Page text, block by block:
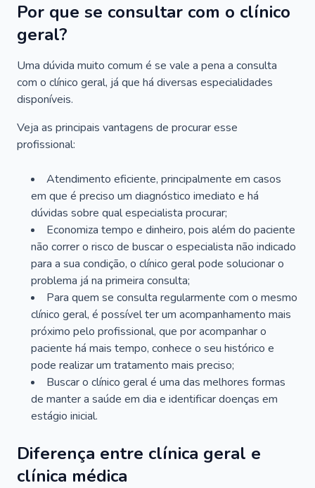
Por que se consultar com o clínico
geral?
Uma dúvida muito comum é se vale a pena a consulta
com o clínico geral, já que há diversas especialidades
disponíveis.
Veja as principais vantagens de procurar esse
profissional:
Atendimento eficiente, principalmente em casos
em que é preciso um diagnóstico imediato e há
dúvidas sobre qual especialista procurar;
Economiza tempo e dinheiro, pois além do paciente
não correr o risco de buscar o especialista não indicado
para a sua condição, o clínico geral pode solucionar o
problema já na primeira consulta;
Para quem se consulta regularmente com o mesmo
clínico geral, é possível ter um acompanhamento mais
próximo pelo profissional, que por acompanhar o
paciente há mais tempo, conhece o seu histórico e
pode realizar um tratamento mais preciso;
Buscar o clínico geral é uma das melhores formas
de manter a saúde em dia e identificar doenças em
estágio inicial.
Diferença entre clínica geral e
clínica médica